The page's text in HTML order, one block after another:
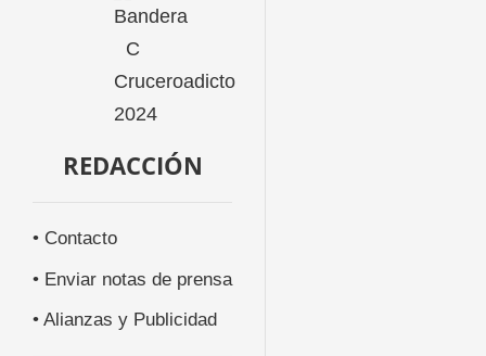
REDACCIÓN
• Contacto
• Enviar notas de prensa
• Alianzas y Publicidad